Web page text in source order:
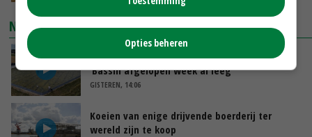
NIEUWSTE VIDEO'S
Droogte veroorzaakt steeds meer problemen:
‘Bassin afgelopen week al leeg’
GISTEREN, 14:06
Koeien van enige drijvende boerderij ter
wereld zijn te koop
Opties beheren